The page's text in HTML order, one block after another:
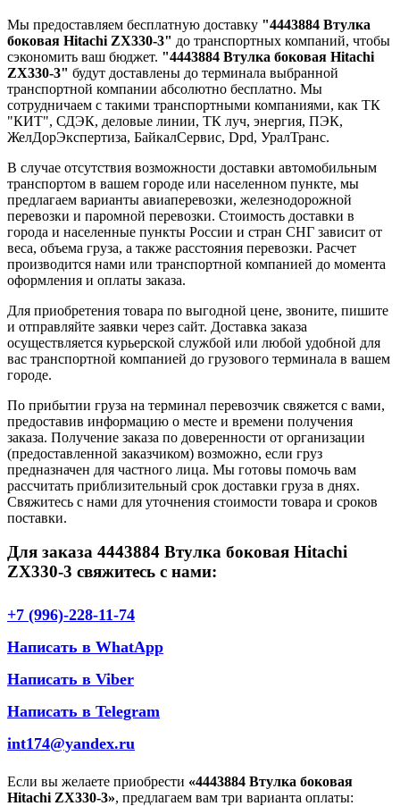
Мы предоставляем бесплатную доставку "4443884 Втулка
боковая Hitachi ZX330-3" до транспортных компаний, чтобы
сэкономить ваш бюджет. "4443884 Втулка боковая Hitachi
ZX330-3" будут доставлены до терминала выбранной
транспортной компании абсолютно бесплатно. Мы
сотрудничаем с такими транспортными компаниями, как ТК
"КИТ", СДЭК, деловые линии, ТК луч, энергия, ПЭК,
ЖелДорЭкспертиза, БайкалСервис, Dpd, УралТранс.
В случае отсутствия возможности доставки автомобильным
транспортом в вашем городе или населенном пункте, мы
предлагаем варианты авиаперевозки, железнодорожной
перевозки и паромной перевозки. Стоимость доставки в
города и населенные пункты России и стран СНГ зависит от
веса, объема груза, а также расстояния перевозки. Расчет
производится нами или транспортной компанией до момента
оформления и оплаты заказа.
Для приобретения товара по выгодной цене, звоните, пишите
и отправляйте заявки через сайт. Доставка заказа
осуществляется курьерской службой или любой удобной для
вас транспортной компанией до грузового терминала в вашем
городе.
По прибытии груза на терминал перевозчик свяжется с вами,
предоставив информацию о месте и времени получения
заказа. Получение заказа по доверенности от организации
(предоставленной заказчиком) возможно, если груз
предназначен для частного лица. Мы готовы помочь вам
рассчитать приблизительный срок доставки груза в днях.
Свяжитесь с нами для уточнения стоимости товара и сроков
поставки.
Для заказа 4443884 Втулка боковая Hitachi
ZX330-3 свяжитесь с нами:
+7 (996)-228-11-74
Написать в WhatApp
Написать в Viber
Написать в Telegram
int174@yandex.ru
Если вы желаете приобрести «4443884 Втулка боковая
Hitachi ZX330-3», предлагаем вам три варианта оплаты: